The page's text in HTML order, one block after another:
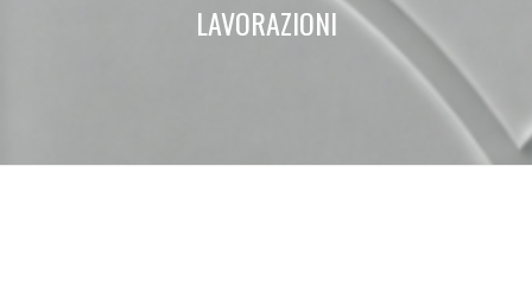
LAVORAZIONI